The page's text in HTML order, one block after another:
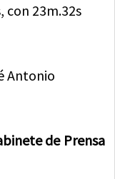
con 23m.32s
Antonio
de Prensa